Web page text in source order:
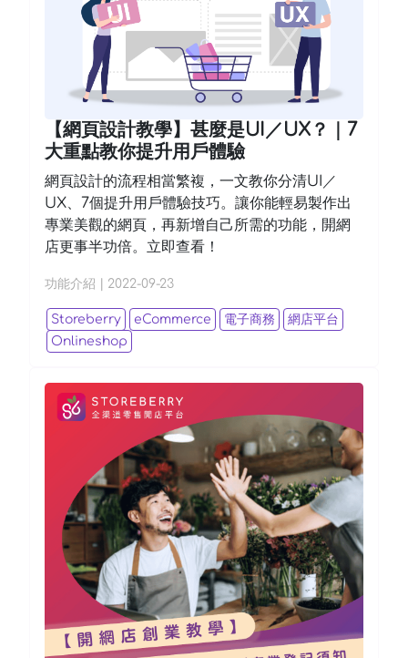
【網頁設計教學】甚麼是UI／UX？｜7
大重點教你提升用戶體驗
網頁設計的流程相當繁複，一文教你分清UI／
UX、7個提升用戶體驗技巧。讓你能輕易製作出
專業美觀的網頁，再新增自己所需的功能，開網
店更事半功倍。立即查看！
功能介紹 2022-09-23
Storeberry eCommerce 電子商務
網店平台
Onlineshop